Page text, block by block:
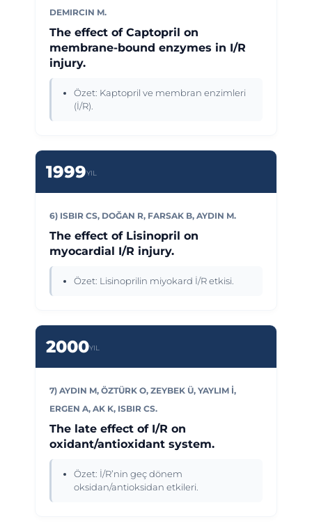
DEMIRCIN M.
The effect of Captopril on
membrane-bound enzymes in I/R
injury.
Özet: Kaptopril ve membran enzimleri
(İ/R).
1999YIL
6) ISBIR CS, DOĞAN R, FARSAK B, AYDIN M.
The effect of Lisinopril on
myocardial I/R injury.
Özet: Lisinoprilin miyokard İ/R etkisi.
2000YIL
7) AYDIN M, ÖZTÜRK O, ZEYBEK Ü, YAYLIM İ,
ERGEN A, AK K, ISBIR CS.
The late effect of I/R on
oxidant/antioxidant system.
Özet: İ/R’nin geç dönem
oksidan/antioksidan etkileri.